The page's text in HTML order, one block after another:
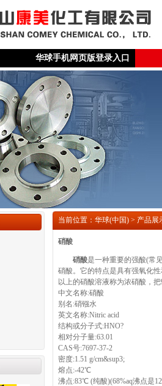
华球手机网页版登录入口
当前位置：华球(中国) > 产品展
硝酸
硝酸是一种重要的强酸(常
硝酸。它的特点是具有强氧化
以上的硝酸溶液称为浓硝酸，
中文名称:硝酸
别名:硝镪水
英文名称:Nitric acid
结构或分子式:HNO?
相对分子量:63.01
CAS号:7697-37-2
密度:1.51 g/cm&sup3;
熔点:-42℃
沸点:83℃ (纯酸)(68%aq沸点是